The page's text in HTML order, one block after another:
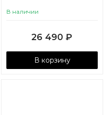
В наличии
26 490 ₽
В корзину